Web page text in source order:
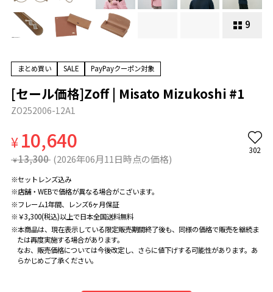
9
まとめ買い SALE PayPayクーポン対象
[セール価格]Zoff | Misato Mizukoshi #1
ZO252006-12A1
¥10,640
¥ 13,300 (2026年06月11日時点の価格)
302
※セットレンズ込み
※店舗・WEBで価格が異なる場合がこざいます。
※フレーム1年間、レンズ6ヶ月保証
※￥3,300(税込)以上で日本全国送料無料
※本商品は、現在表示している限定販売期間終了後も、同様の価格で販売を継続ま
たは再度実施する場合があります。
なお、販売価格については今後改定し、さらに値下げする可能性があります。あ
らかじめご了承ください。